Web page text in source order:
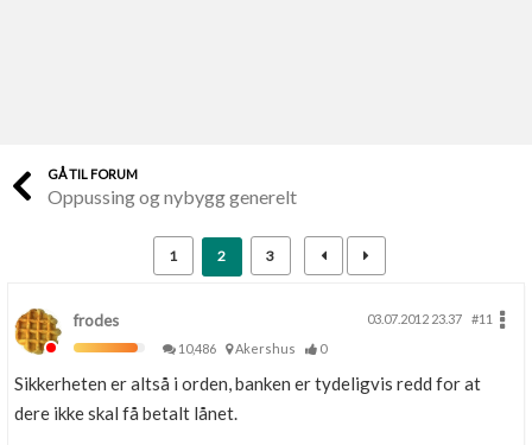
Finn håndverkere
Skaff dokumentasjon som mangler
Kundeservice
Få svar på det du lurer på
GÅ TIL FORUM
Oppussing og nybygg generelt
1 2 3
frodes 03.07.2012 23.37
#11
10,486
Akershus 0
Sikkerheten er altså i orden, banken er tydeligvis redd for at
dere ikke skal få betalt lånet.